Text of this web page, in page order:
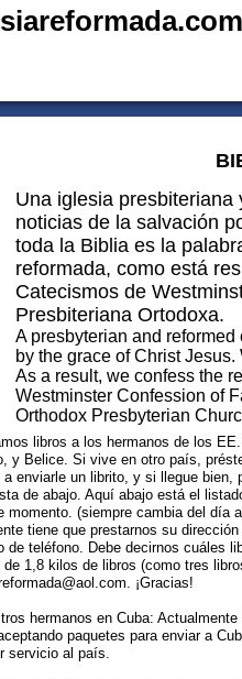
Una iglesia
noticias de la salvación
toda la Biblia es la
reformada, como está
Catecismos de
Presbiteriana Ortodoxa.
A presbyterian and
by the grace of Christ
As a result, we confess the
Westminster Confession of
Orthodox Presbyterian
libros a los hermanos de los
y Belice. Si vive en otro país,
a enviarle un librito, y si llegue bien,
de abajo. Aquí abajo está el
momento. (siempre cambia del día
tiene que prestarnos su
de teléfono. Debe decirnos cuáles
de 1,8 kilos de libros (como tres
¡Gracias!
hermanos en Cuba:
paquetes para enviar a
servicio al país.